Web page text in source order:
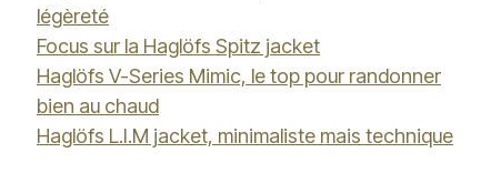
légèreté
Focus sur la Haglöfs Spitz jacket
Haglöfs V-Series Mimic, le top pour randonner
bien au chaud
Haglöfs L.I.M jacket, minimaliste mais technique